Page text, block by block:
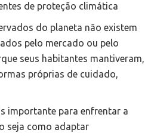
de proteção climática
do planeta não existem
pelo mercado ou pelo
seus habitantes mantiveram,
próprias de cuidado,
importante para enfrentar a
seja como adaptar